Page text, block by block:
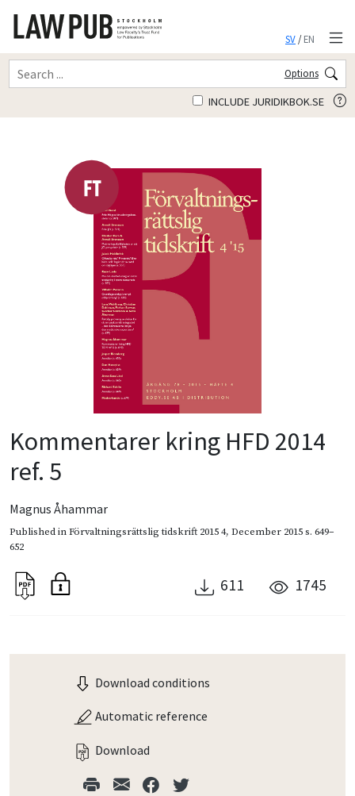
SV/EN
Options
INCLUDE JURIDIKBOK.SE
Kommentarer kring HFD 2014
ref. 5
Magnus Åhammar
Published inFörvaltningsrättslig tidskrift 2015 4, December 2015s. 649–
652
611 1745
Download conditions
Automatic reference
Download